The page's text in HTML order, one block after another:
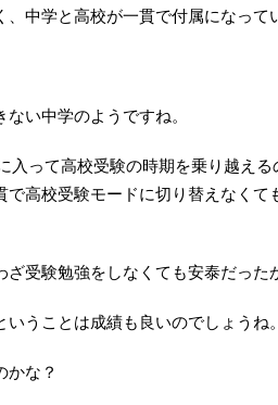
中学と高校が一貫で付属になって
い中学のようですね。
って高校受験の時期を乗り越える
高校受験モードに切り替えなくて
受験勉強をしなくても安泰だった
うことは成績も良いのでしょうね。
かな？